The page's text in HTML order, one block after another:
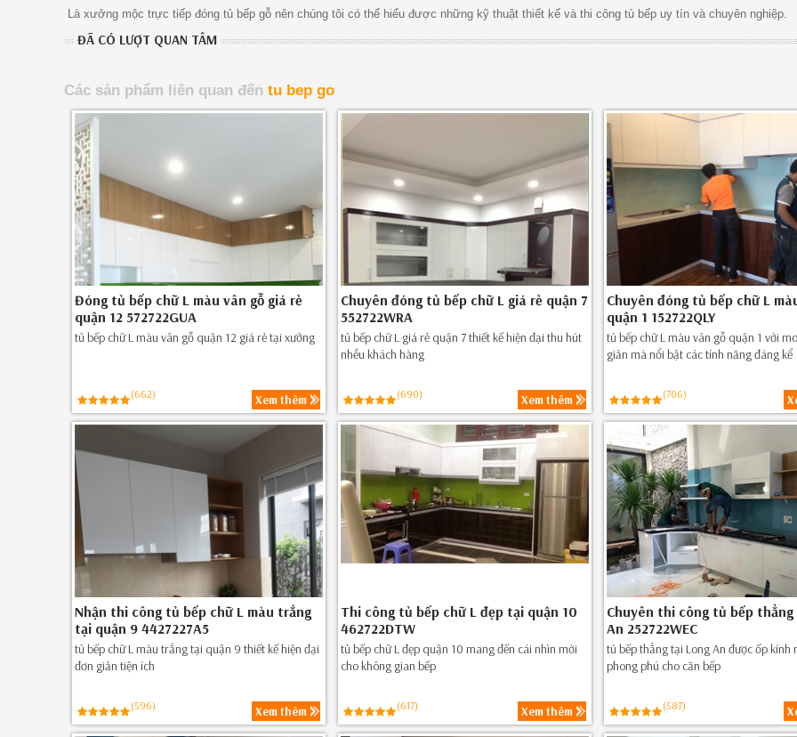
Là xưởng mộc trực tiếp đóng tủ bếp gỗ nên chúng tôi có thể hiểu được những kỹ thuật thiết kế và thi công tủ bếp uy tín và chuyên nghiệp.
ĐÃ CÓ LƯỢT QUAN TÂM
Các sản phẩm liên quan đến tu bep go
Đóng tủ bếp chữ L màu vân gỗ giá rẻ
quận 12 572722GUA
tủ bếp chữ L màu vân gỗ quận 12 giá rẻ tại xưởng
(662) Xem thêm
Chuyên đóng tủ bếp chữ L giá rẻ quận 7
552722WRA
tủ bếp chữ L giá rẻ quận 7 thiết kế hiện đại thu hút
nhều khách hàng
(690) Xem thêm
Chuyên đóng tủ bếp chữ L
quận 1 152722QLY
tủ bếp chữ L màu vân gỗ quận 1 với
giản mà nổi bật các tính năng đáng kể
(706)
Nhận thi công tủ bếp chữ L màu trắng
tại quận 9 4427227A5
tủ bếp chữ L màu trắng tại quận 9 thiết kế hiện đại
đơn giản tiện ích
(596) Xem thêm
Thi công tủ bếp chữ L đẹp tại quận 10
462722DTW
tủ bếp chữ L đẹp quận 10 mang đến cái nhìn mới
cho không gian bếp
(617) Xem thêm
Chuyên thi công tủ bếp
An 252722WEC
tủ bếp thẳng tại Long An được ốp kính
phong phú cho căn bếp
(587)